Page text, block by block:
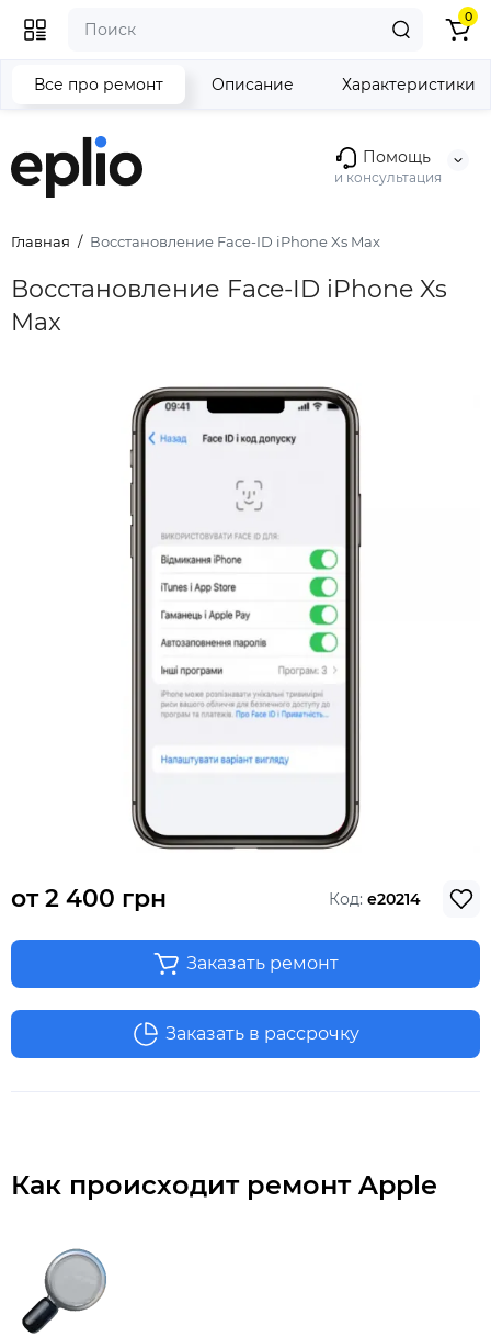
Помощь
и консультация
0
Главная Восстановление Face-ID iPhone Xs Max
Восстановление Face-ID iPhone Xs
Max
Все про ремонт Описание Характеристики
от 2 400 грн Код: e20214
Заказать ремонт
Заказать в рассрочку
Как происходит ремонт Apple